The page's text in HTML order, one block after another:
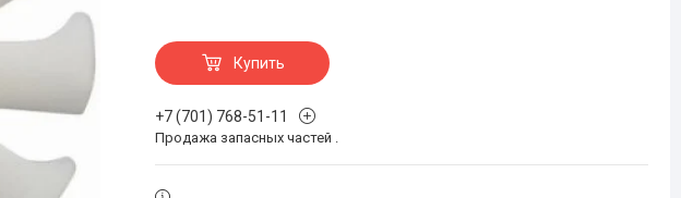
Купить
+7 (701) 768-51-11
Продажа запасных частей .